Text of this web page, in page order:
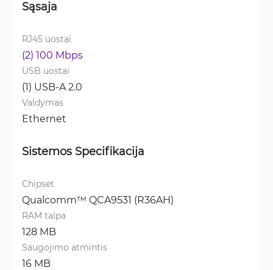
Sąsaja
RJ45 uostai
(2) 100 Mbps
USB uostai
(1) USB-A 2.0
Valdymas
Ethernet
Sistemos Specifikacija
Chipset
Qualcomm™ QCA9531 (R36AH)
RAM talpa
128 MB
Saugojimo atmintis
16 MB